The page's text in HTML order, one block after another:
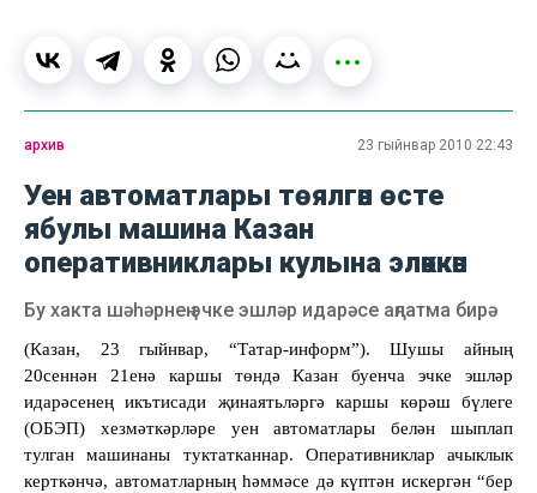
архив 23 гыйнвар 2010 22:43
Уен автоматлары төялгән өсте
ябулы машина Казан
оперативниклары кулына эләккән
Бу хакта шәһәрнең эчке эшләр идарәсе аңлатма бирә
(Казан, 23 гыйнвар, “Татар-информ”). Шушы айның
20сеннән 21енә каршы төндә Казан буенча эчке эшләр
идарәсенең икътисади җинаятьләргә каршы көрәш бүлеге
(ОБЭП) хезмәткәрләре уен автоматлары белән шыплап
тулган машинаны туктатканнар. Оперативниклар ачыклык
керткәнчә, автоматларның һәммәсе дә күптән искергән “бер